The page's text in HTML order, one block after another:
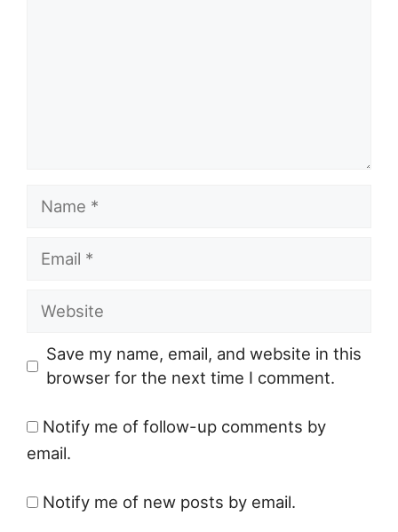
Name
Email
Website
Save my name, email, and website in this
browser for the next time I comment.
Notify me of follow-up comments by
email.
Notify me of new posts by email.